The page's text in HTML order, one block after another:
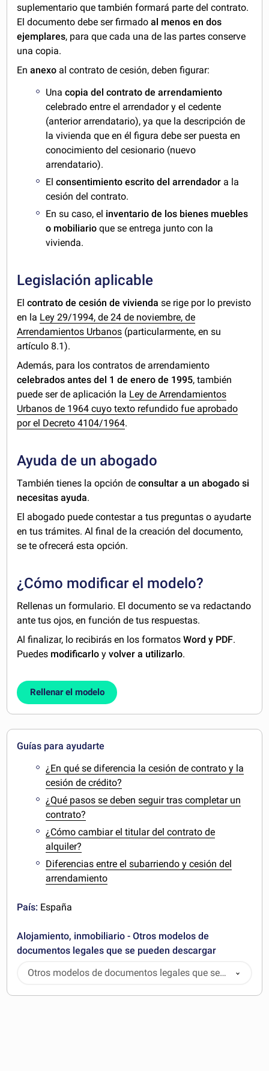
suplementario que también formará parte del contrato.
El documento debe ser firmadoal menos en dos
ejemplares, para que cada una de las partes conserve
una copia.
Enanexo al contrato de cesión, deben figurar:
Unacopia del contrato de arrendamiento
celebrado entre el arrendador y el cedente
(anterior arrendatario), ya que la descripción de
la vivienda que en él figura debe ser puesta en
conocimiento del cesionario (nuevo
arrendatario).
Elconsentimiento escrito del arrendador a la
cesión del contrato.
En su caso, el inventario de los bienes muebles
o mobiliario que se entrega junto con la
vivienda.
Legislación aplicable
Elcontrato de cesión de viviendase rige por lo previsto
en la Ley 29/1994, de 24 de noviembre, de
Arrendamientos Urbanos (particularmente, en su
artículo 8.1).
Además, para los contratos de arrendamiento
celebrados antes del 1 de enero de 1995, también
puede ser de aplicación la Ley de Arrendamientos
Urbanos de 1964 cuyo texto refundido fue aprobado
por el Decreto 4104/1964.
Ayuda de un abogado
También tienes la opción deconsultar a un abogado si
necesitas ayuda.
El abogado puede contestar a tus preguntas o ayudarte
en tus trámites. Al final de la creación del documento,
se te ofrecerá esta opción.
¿Cómo modificar el modelo?
Rellenas un formulario. El documento se va redactando
ante tus ojos, en función de tus respuestas.
Al finalizar, lo recibirás en los formatosWord y PDF.
Puedes modificarlo yvolver a utilizarlo.
Rellenar el modelo
Guías para ayudarte
¿En qué se diferencia la cesión de contrato y la
cesión de crédito?
¿Qué pasos se deben seguir tras completar un
contrato?
¿Cómo cambiar el titular del contrato de
alquiler?
Diferencias entre el subarriendo y cesión del
arrendamiento
País: España
Alojamiento, inmobiliario - Otros modelos de
documentos legales que se pueden descargar
Otros modelos de documentos legales que se
pueden descargar